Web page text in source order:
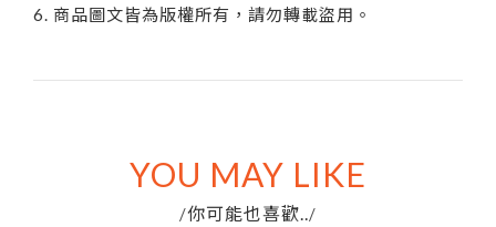
6. 商品圖文皆為版權所有，請勿轉載盜用。
YOU MAY LIKE
/你可能也喜歡../